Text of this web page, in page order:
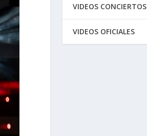
VIDEOS CONCIERTOS
VIDEOS OFICIALES